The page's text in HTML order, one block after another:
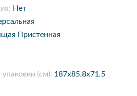
Нет
Пристенная
(см): 187x85.8x71.5